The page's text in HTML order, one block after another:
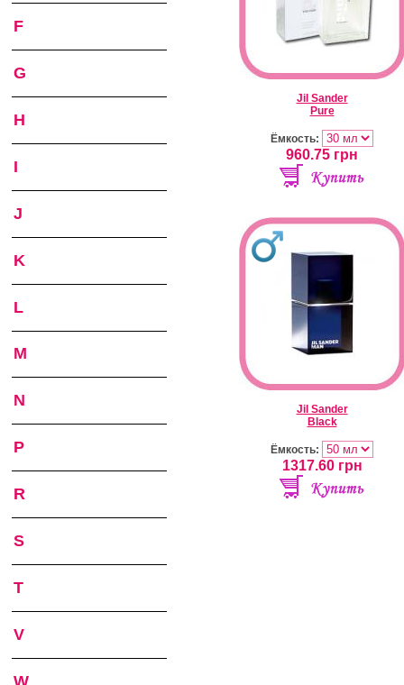
F
G
H
I
J
K
L
M
N
P
R
S
T
V
W
Jil Sander
Pure
Ёмкость:
960.75 грн
Jil Sander
Black
Ёмкость:
1317.60грн